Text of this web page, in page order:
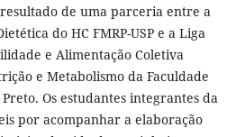
de uma parceria entre a
do HC FMRP-USP e a Liga
e Alimentação Coletiva
e Metabolismo da Faculdade
Os estudantes integrantes da
por acompanhar a elaboração